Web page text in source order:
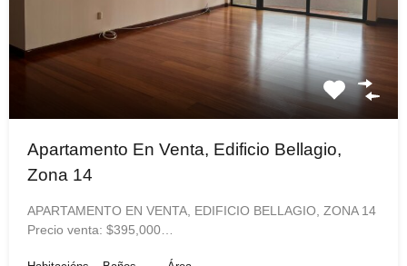
Apartamento En Venta, Edificio Bellagio,
Zona 14
APARTAMENTO EN VENTA, EDIFICIO BELLAGIO, ZONA 14
Precio venta: $395,000…